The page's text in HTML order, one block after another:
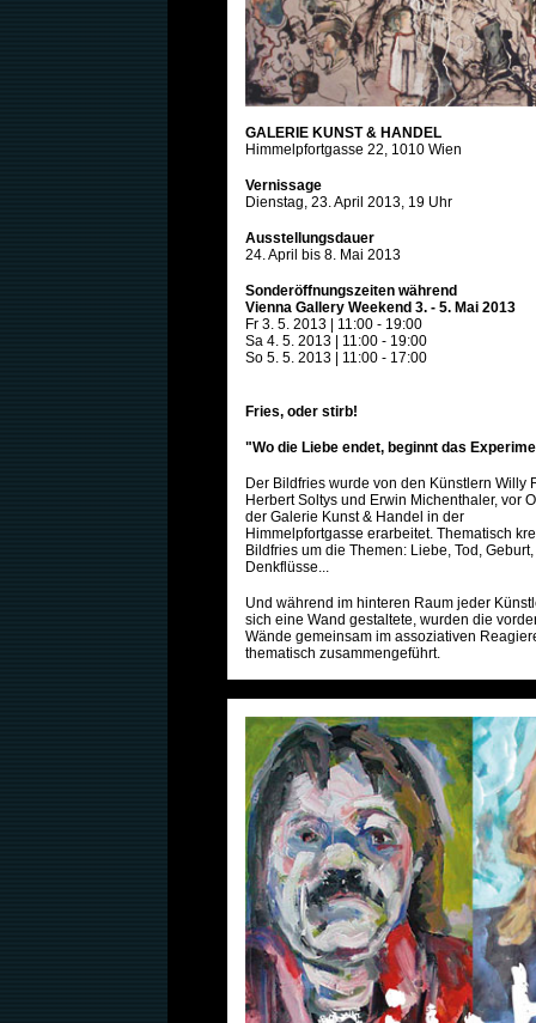
GALERIE KUNST & HANDEL
Himmelpfortgasse 22, 1010 Wien
Vernissage
Dienstag, 23. April 2013, 19 Uhr
Ausstellungsdauer
24. April bis 8. Mai 2013
Sonderöffnungszeiten während
Vienna Gallery Weekend 3. - 5. Mai 2013
Fr 3. 5. 2013 | 11:00 - 19:00
Sa 4. 5. 2013 | 11:00 - 19:00
So 5. 5. 2013 | 11:00 - 17:00
Fries, oder stirb!
"Wo die Liebe endet, beginnt das
Der Bildfries wurde von den Künstlern Willy
Herbert Soltys und Erwin Michenthaler, vor
der Galerie Kunst & Handel in der
Himmelpfortgasse erarbeitet. Thematisch
Bildfries um die Themen: Liebe, Tod, Geburt,
Denkflüsse...
Und während im hinteren Raum jeder
sich eine Wand gestaltete, wurden die
Wände gemeinsam im assoziativen
thematisch zusammengeführt.